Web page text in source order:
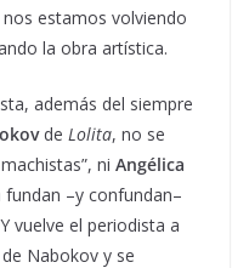
estamos volviendo
la obra artística.
además del siempre
de Lolita, no se
ni Angélica
fundan –y confundan–
vuelve el periodista a
Nabokov y se